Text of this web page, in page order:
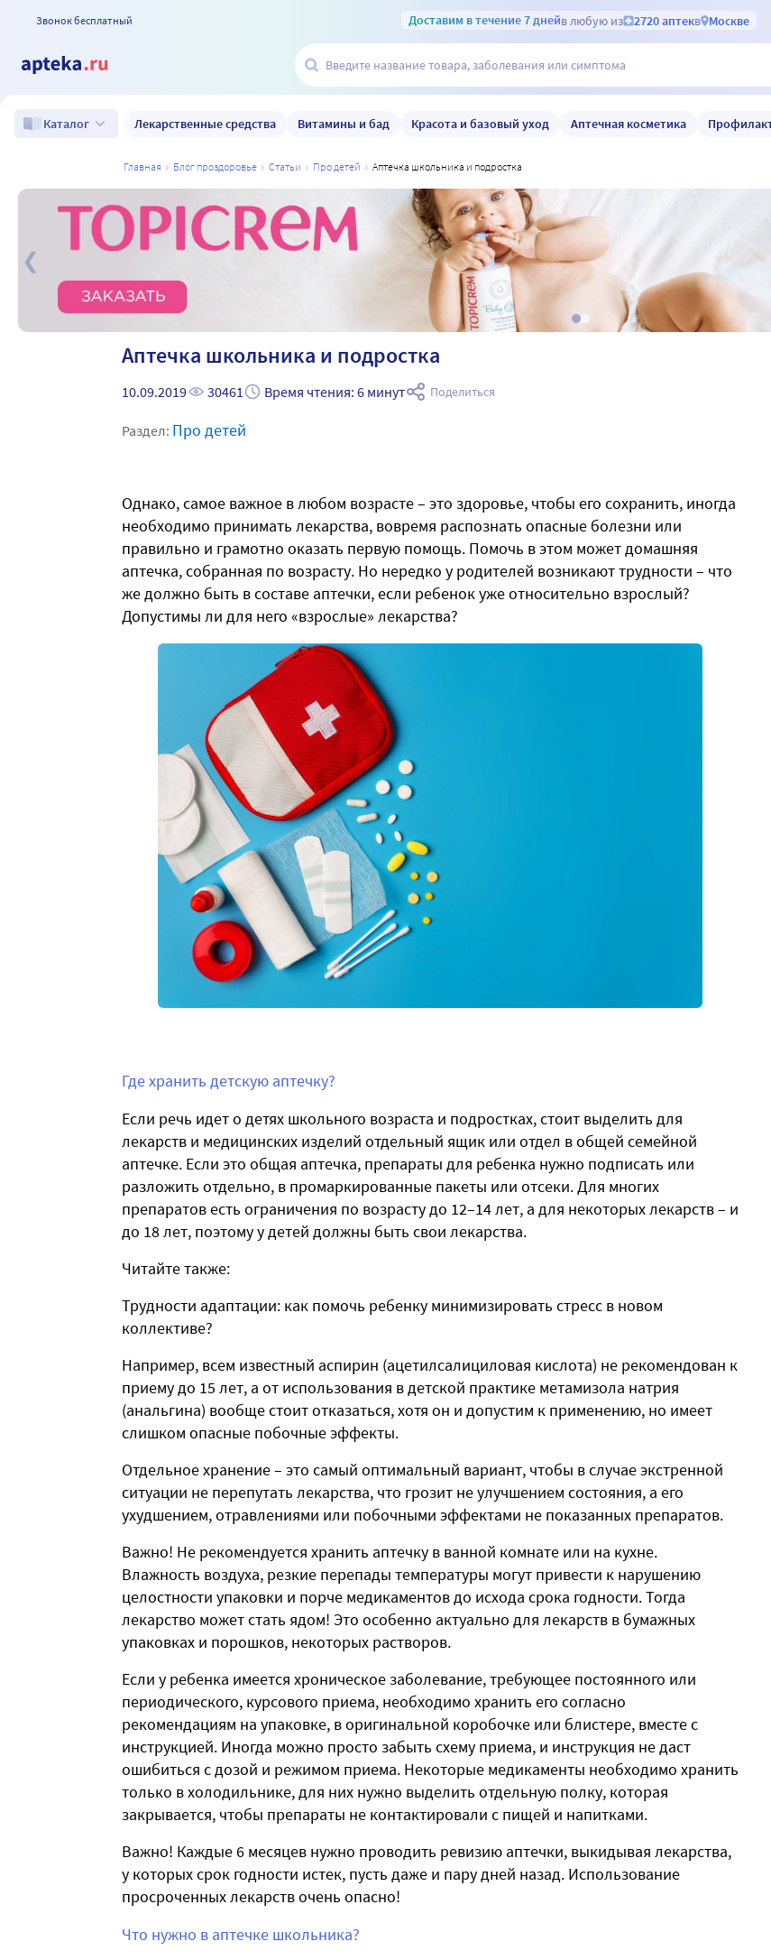
Звонок бесплатный Доставим в течение 7 днейв любую из 2720 аптекв Москве
Каталог Лекарственные средства Витамины и бад Красота и базовый уход Аптечная косметика
главная блог проздоровье статьи про детей аптечка школьника и подростка
Аптечка школьника и подростка
10.09.2019 30461 Время чтения: 6 минут Поделиться
Раздел: Про детей
Однако, самое важное в любом возрасте – это здоровье, чтобы его сохранить, иногда
необходимо принимать лекарства, вовремя распознать опасные болезни или
правильно и грамотно оказать первую помощь. Помочь в этом может домашняя
аптечка, собранная по возрасту. Но нередко у родителей возникают трудности – что
же должно быть в составе аптечки, если ребенок уже относительно взрослый?
Допустимы ли для него «взрослые» лекарства?
Где хранить детскую аптечку?
Если речь идет о детях школьного возраста и подростках, стоит выделить для
лекарств и медицинских изделий отдельный ящик или отдел в общей семейной
аптечке. Если это общая аптечка, препараты для ребенка нужно подписать или
разложить отдельно, в промаркированные пакеты или отсеки. Для многих
препаратов есть ограничения по возрасту до 12–14 лет, а для некоторых лекарств – и
до 18 лет, поэтому у детей должны быть свои лекарства.
Читайте также:
Трудности адаптации: как помочь ребенку минимизировать стресс в новом
коллективе?
Например, всем известный аспирин (ацетилсалициловая кислота) не рекомендован к
приему до 15 лет, а от использования в детской практике метамизола натрия
(анальгина) вообще стоит отказаться, хотя он и допустим к применению, но имеет
слишком опасные побочные эффекты.
Отдельное хранение – это самый оптимальный вариант, чтобы в случае экстренной
ситуации не перепутать лекарства, что грозит не улучшением состояния, а его
ухудшением, отравлениями или побочными эффектами не показанных препаратов.
Важно! Не рекомендуется хранить аптечку в ванной комнате или на кухне.
Влажность воздуха, резкие перепады температуры могут привести к нарушению
целостности упаковки и порче медикаментов до исхода срока годности. Тогда
лекарство может стать ядом! Это особенно актуально для лекарств в бумажных
упаковках и порошков, некоторых растворов.
Если у ребенка имеется хроническое заболевание, требующее постоянного или
периодического, курсового приема, необходимо хранить его согласно
рекомендациям на упаковке, в оригинальной коробочке или блистере, вместе с
инструкцией. Иногда можно просто забыть схему приема, и инструкция не даст
ошибиться с дозой и режимом приема. Некоторые медикаменты необходимо хранить
только в холодильнике, для них нужно выделить отдельную полку, которая
закрывается, чтобы препараты не контактировали с пищей и напитками.
Важно! Каждые 6 месяцев нужно проводить ревизию аптечки, выкидывая лекарства,
у которых срок годности истек, пусть даже и пару дней назад. Использование
просроченных лекарств очень опасно!
Что нужно в аптечке школьника?